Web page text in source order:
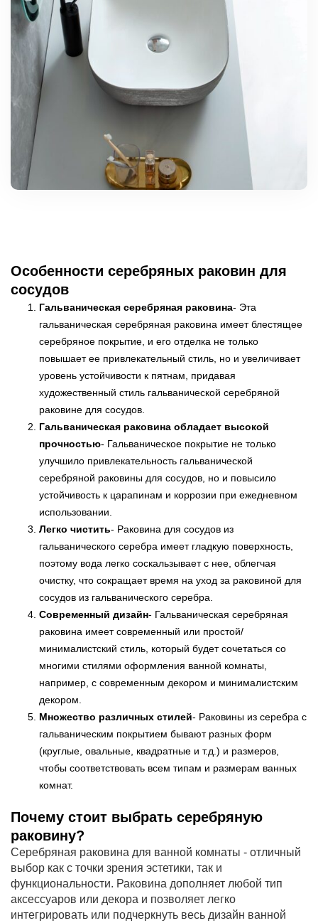
Особенности серебряных раковин для
сосудов
Гальваническая серебряная раковина- Эта
гальваническая серебряная раковина имеет блестящее
серебряное покрытие, и его отделка не только
повышает ее привлекательный стиль, но и увеличивает
уровень устойчивости к пятнам, придавая
художественный стиль гальванической серебряной
раковине для сосудов.
Гальваническая раковина обладает высокой
прочностью- Гальваническое покрытие не только
улучшило привлекательность гальванической
серебряной раковины для сосудов, но и повысило
устойчивость к царапинам и коррозии при ежедневном
использовании.
Легко чистить- Раковина для сосудов из
гальванического серебра имеет гладкую поверхность,
поэтому вода легко соскальзывает с нее, облегчая
очистку, что сокращает время на уход за раковиной для
сосудов из гальванического серебра.
Современный дизайн- Гальваническая серебряная
раковина имеет современный или простой/
минималистский стиль, который будет сочетаться со
многими стилями оформления ванной комнаты,
например, с современным декором и минималистским
декором.
Множество различных стилей- Раковины из серебра с
гальваническим покрытием бывают разных форм
(круглые, овальные, квадратные и т.д.) и размеров,
чтобы соответствовать всем типам и размерам ванных
комнат.
Почему стоит выбрать серебряную
раковину?
Серебряная раковина для ванной комнаты - отличный
выбор как с точки зрения эстетики, так и
функциональности. Раковина дополняет любой тип
аксессуаров или декора и позволяет легко
интегрировать или подчеркнуть весь дизайн ванной